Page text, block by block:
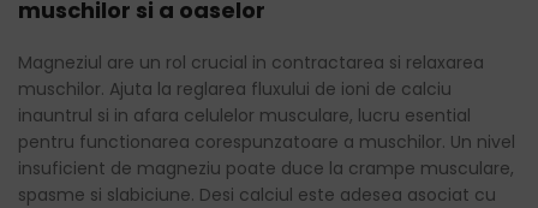
muschilor si a oaselor
Magneziul are un rol crucial in contractarea si relaxarea
muschilor. Ajuta la reglarea fluxului de ioni de calciu
inauntrul si in afara celulelor musculare, lucru esential
pentru functionarea corespunzatoare a muschilor. Un nivel
insuficient de magneziu poate duce la crampe musculare,
spasme si slabiciune. Desi calciul este adesea asociat cu